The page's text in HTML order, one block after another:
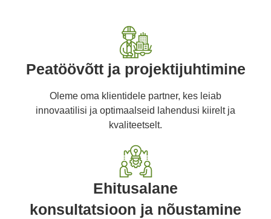
Peatöövõtt ja projektijuhtimine
Oleme oma klientidele partner, kes leiab
innovaatilisi ja optimaalseid lahendusi kiirelt ja
kvaliteetselt.
Ehitusalane
konsultatsioon ja nõustamine